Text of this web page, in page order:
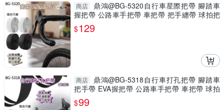
商店
鼎鴻@BG-5320自行車星際把帶 腳踏車
握把帶 公路車手把帶 車把帶 把手纏帶 球拍把
手帶
$129
商店
鼎鴻@BG-5318自行車打孔把帶 腳踏車
把手帶 EVA握把帶 公路車手把帶 車把帶 球拍
把帶
$99